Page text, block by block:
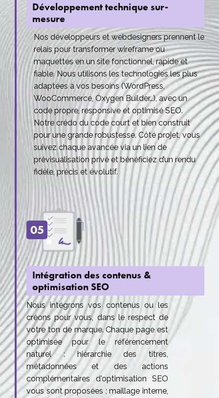
Développement technique sur-
mesure
Nos développeurs et webdesigners prennent le
relais pour transformer wireframe ou
maquettes en un site fonctionnel, rapide et
fiable. Nous utilisons les technologies les plus
adaptées à vos besoins (WordPress,
WooCommerce, Oxygen Builder…), avec un
code propre, responsive et optimisé SEO.
Notre crédo du code court et bien construit
pour une grande robustesse. Côté projet, vous
suivez chaque avancée via un lien de
prévisualisation privé et bénéficiez d’un rendu
fidèle, précis et évolutif.
05
Intégration des contenus &
optimisation SEO
Nous intégrons vos contenus ou les
créons pour vous, dans le respect de
votre ton de marque. Chaque page est
optimisée pour le référencement
naturel : hiérarchie des titres,
métadonnées et des actions
complémentaires d'optimisation SEO
vous sont proposées ; maillage interne,